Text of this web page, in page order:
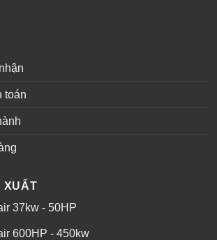
toán
XUẤT
37kw - 50HP
600HP - 450kw